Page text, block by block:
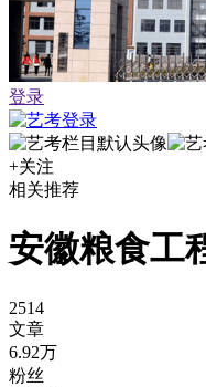
登录
+关注
相关推荐
安徽粮食工
2514
文章
6.92万
粉丝